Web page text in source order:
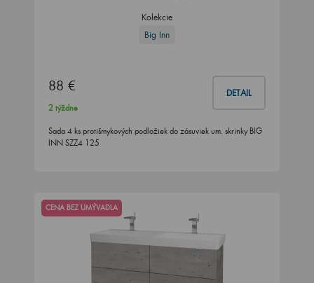
Kolekcie
Big Inn
88 € DETAIL
2 týždne
Sada 4 ks protišmykových podložiek do zásuviek um. skrinky BIG
INN SZZ4 125
CENA BEZ UMÝVADLA